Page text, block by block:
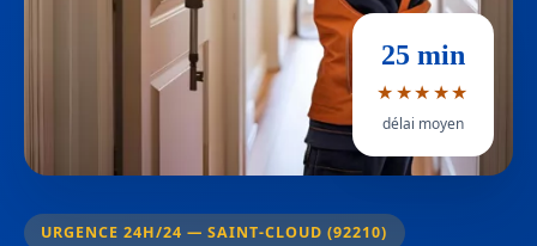
URGENCE 24H/24 — SAINT-CLOUD (92210)
25 min
★★★★★
délai moyen